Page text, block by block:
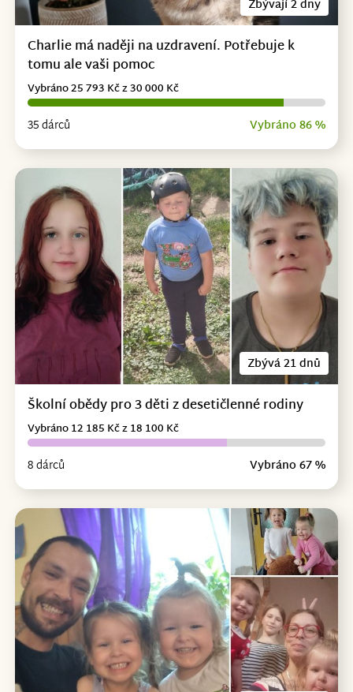
Zbývají 2 dny
Charlie má naději na uzdravení. Potřebuje k
tomu ale vaši pomoc
35 dárců Vybráno 86 %
Vybráno 25 793 Kč z 30 000 Kč
Zbývá 21 dnů
Školní obědy pro 3 děti z desetičlenné rodiny
8 dárců Vybráno 67 %
Vybráno 12 185 Kč z 18 100 Kč